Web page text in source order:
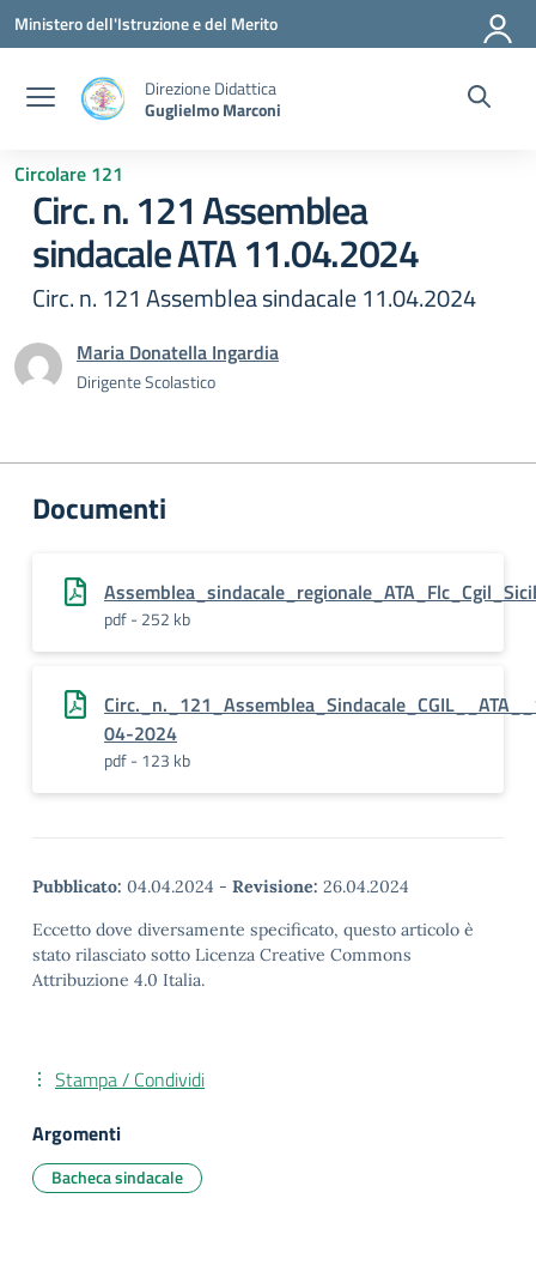
Vai ai contenuti
Vai al menu di navigazione
Vai al footer
Ministero dell'Istruzione e del Merito
Direzione Didattica
Guglielmo Marconi
Circolare 121
Circ. n. 121 Assemblea
sindacale ATA 11.04.2024
Circ. n. 121 Assemblea sindacale 11.04.2024
Maria Donatella Ingardia
Dirigente Scolastico
Documenti
pdf - 252 kb
04-2024
pdf - 123 kb
Pubblicato: 04.04.2024 - Revisione: 26.04.2024
Eccetto dove diversamente specificato, questo articolo è
stato rilasciato sotto Licenza Creative Commons
Attribuzione 4.0 Italia.
Stampa / Condividi
Argomenti
Bacheca sindacale